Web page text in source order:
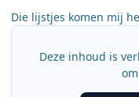
Die lijstjes komen mij
Deze inhoud is